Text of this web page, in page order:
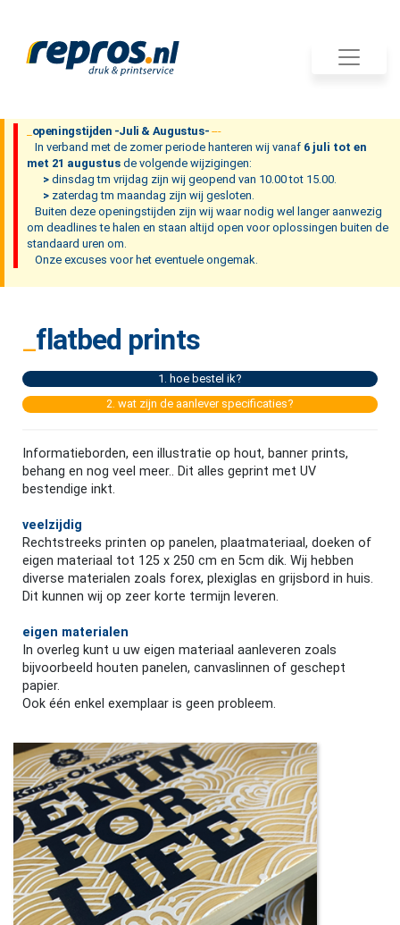
openingstijden -Juli & Augustus-
In verband met de zomer periode hanteren wij vanaf 6 juli tot en
met 21 augustus de volgende wijzigingen:
> dinsdag tm vrijdag zijn wij geopend van 10.00 tot 15.00.
> zaterdag tm maandag zijn wij gesloten.
Buiten deze openingstijden zijn wij waar nodig wel langer aanwezig
om deadlines te halen en staan altijd open voor oplossingen buiten de
standaard uren om.
Onze excuses voor het eventuele ongemak.
flatbed prints
1. hoe bestel ik?
2. wat zijn de aanlever specificaties?
Informatieborden, een illustratie op hout, banner prints,
behang en nog veel meer.. Dit alles geprint met UV
bestendige inkt.
veelzijdig
Rechtstreeks printen op panelen, plaatmateriaal, doeken of
eigen materiaal tot 125 x 250 cm en 5cm dik. Wij hebben
diverse materialen zoals forex, plexiglas en grijsbord in huis.
Dit kunnen wij op zeer korte termijn leveren.
eigen materialen
In overleg kunt u uw eigen materiaal aanleveren zoals
bijvoorbeeld houten panelen, canvaslinnen of geschept
papier.
Ook één enkel exemplaar is geen probleem.